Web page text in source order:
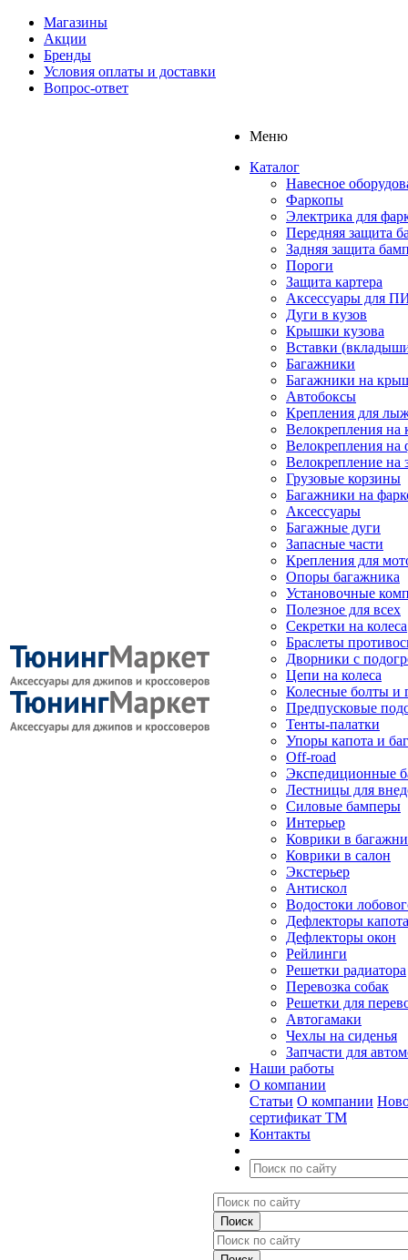
Магазины
Акции
Бренды
Условия оплаты и доставки
Вопрос-ответ
Меню
Каталог
Навесное
Фаркопы
Электрика для
Передняя защита
Задняя защита
Пороги
Защита картера
Аксессуары для
Дуги в кузов
Крышки кузова
Вставки
Багажники
Багажники на
Автобоксы
Крепления для
Велокрепления
Велокрепления на
Велокрепление на
Грузовые корзины
Багажники на
Аксессуары
Багажные дуги
Запасные части
Крепления для
Опоры багажника
Установочные
Полезное для всех
Секретки на колеса
Браслеты
Дворники с
Цепи на колеса
Колесные болты и
Предпусковые
Тенты-палатки
Упоры капота и
Off-road
Экспедиционные
Лестницы для
Силовые бамперы
Интерьер
Коврики в
Коврики в салон
Экстерьер
Антискол
Водостоки
Дефлекторы капота
Дефлекторы окон
Рейлинги
Решетки радиатора
Перевозка собак
Решетки для
Автогамаки
Чехлы на сиденья
Запчасти для
Наши работы
О компании
Статьи О компании
сертификат ТМ
Контакты